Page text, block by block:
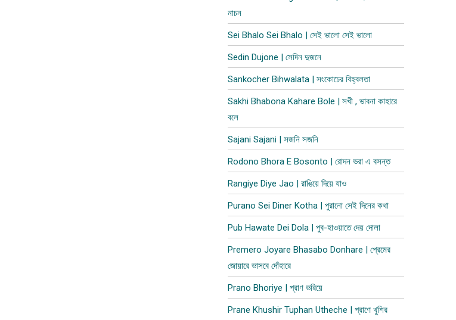
নাচন
Sei Bhalo Sei Bhalo | সেই ভালো সেই ভালো
Sedin Dujone | সেদিন দুজনে
Sankocher Bihwalata | সংকোচের বিহ্বলতা
Sakhi Bhabona Kahare Bole | সখী , ভাবনা কাহারে
বলে
Sajani Sajani | সজনি সজনি
Rodono Bhora E Bosonto | রোদন ভরা এ বসন্ত
Rangiye Diye Jao | রাঙিয়ে দিয়ে যাও
Purano Sei Diner Kotha | পুরানো সেই দিনের কথা
Pub Hawate Dei Dola | পুব​-হাওয়াতে দেয় দোলা
Premero Joyare Bhasabo Donhare | প্রেমের
জোয়ারে ভাসবে দোঁহারে
Prano Bhoriye | প্রাণ ভরিয়ে
Prane Khushir Tuphan Utheche | প্রাণে খুশির